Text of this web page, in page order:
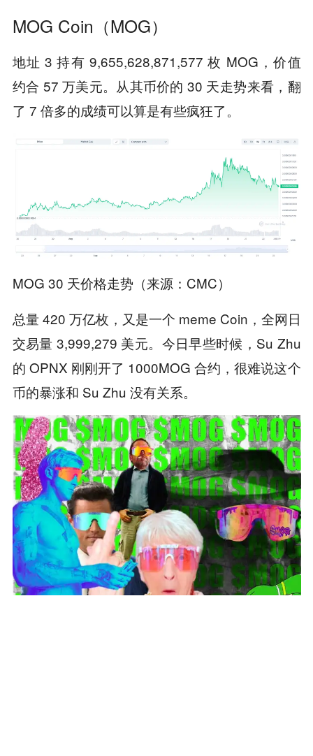
MOG Coin（MOG）
地址 3 持有 9,655,628,871,577 枚 MOG，价值
约合 57 万美元。从其币价的 30 天走势来看，翻
了 7 倍多的成绩可以算是有些疯狂了。
MOG 30 天价格走势（来源：CMC）
总量 420 万亿枚，又是一个 meme Coin，全网日
交易量 3,999,279 美元。今日早些时候，Su Zhu
的 OPNX 刚刚开了 1000MOG 合约，很难说这个
币的暴涨和 Su Zhu 没有关系。